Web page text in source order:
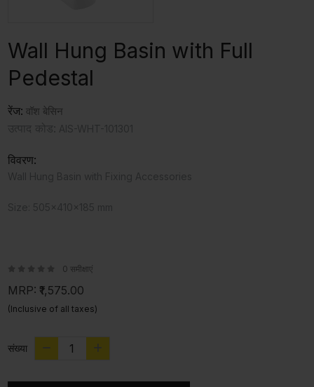
Wall Hung Basin with Full
Pedestal
रेंज: वॉश बेसिन
विवरण:
0 समीक्षाएं
MRP: ₹1,575.00
(Inclusive of all taxes)
संख्या